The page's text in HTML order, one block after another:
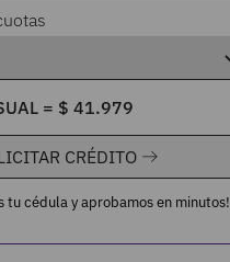
= $ 41.979
CRÉDITO
tu cédula y aprobamos en minutos!